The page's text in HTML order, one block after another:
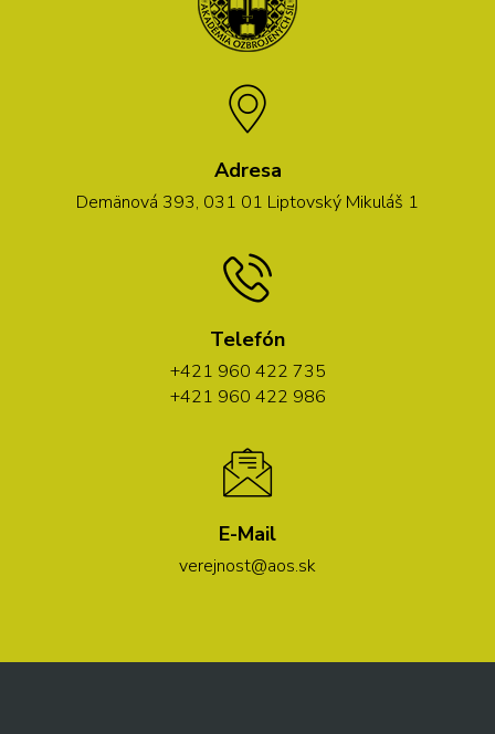
Adresa
Demänová 393, 031 01 Liptovský Mikuláš 1
Telefón
+421 960 422 735
+421 960 422 986
E-Mail
verejnost@aos.sk